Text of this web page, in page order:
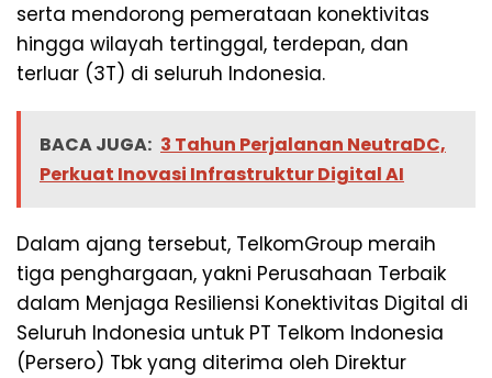
serta mendorong pemerataan konektivitas
hingga wilayah tertinggal, terdepan, dan
terluar (3T) di seluruh Indonesia.
BACA JUGA: 3 Tahun Perjalanan NeutraDC,
Perkuat Inovasi Infrastruktur Digital AI
Dalam ajang tersebut, TelkomGroup meraih
tiga penghargaan, yakni Perusahaan Terbaik
dalam Menjaga Resiliensi Konektivitas Digital di
Seluruh Indonesia untuk PT Telkom Indonesia
(Persero) Tbk yang diterima oleh Direktur